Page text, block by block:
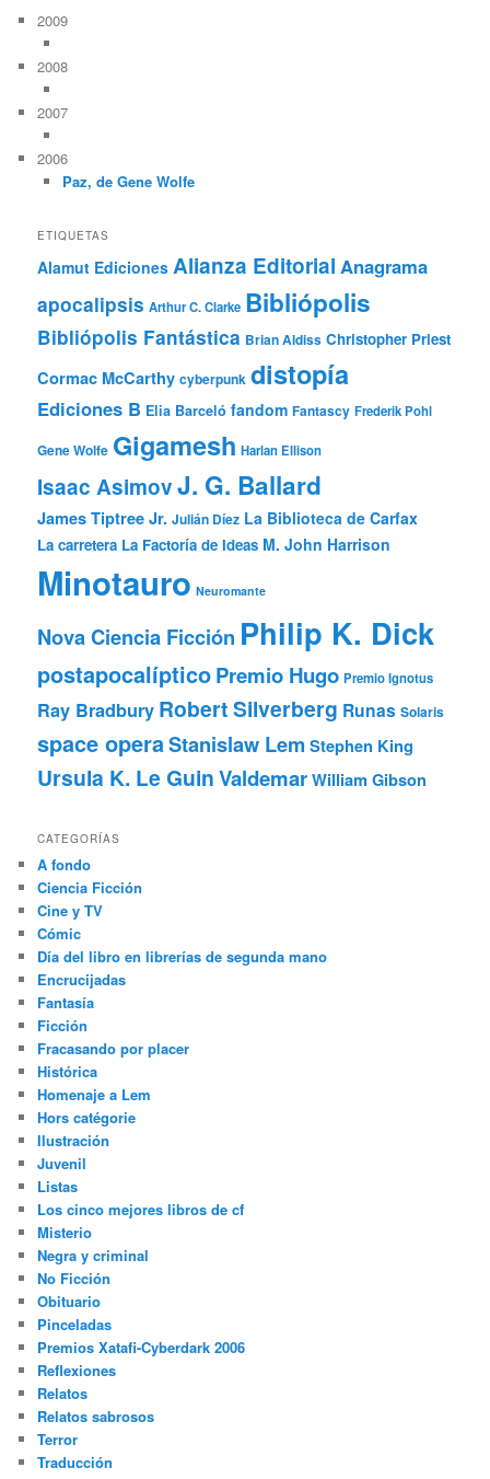
2009
2008
2007
2006
Paz, de Gene Wolfe
ETIQUETAS
Alamut Ediciones Alianza Editorial Anagrama
apocalipsis Arthur C. Clarke Bibliópolis
Bibliópolis Fantástica Brian Aldiss Christopher Priest
Cormac McCarthy cyberpunk distopía
Ediciones B Elia Barceló fandom Fantascy Frederik Pohl
Gene Wolfe Gigamesh Harlan Ellison
Isaac AsimovJ. G. Ballard
James Tiptree Jr. Julián Díez La Biblioteca de Carfax
La carretera La Factoría de Ideas M. John Harrison
Minotauro Neuromante
Nova Ciencia Ficción Philip K. Dick
postapocalípticoPremio Hugo Premio Ignotus
Ray Bradbury Robert Silverberg Runas Solaris
space operaStanislaw Lem Stephen King
Ursula K. Le GuinValdemarWilliam Gibson
CATEGORÍAS
A fondo
Ciencia Ficción
Cine y TV
Cómic
Día del libro en librerías de segunda mano
Encrucijadas
Fantasía
Ficción
Fracasando por placer
Histórica
Homenaje a Lem
Hors catégorie
Ilustración
Juvenil
Listas
Los cinco mejores libros de cf
Misterio
Negra y criminal
No Ficción
Obituario
Pinceladas
Premios Xatafi-Cyberdark 2006
Reflexiones
Relatos
Relatos sabrosos
Terror
Traducción